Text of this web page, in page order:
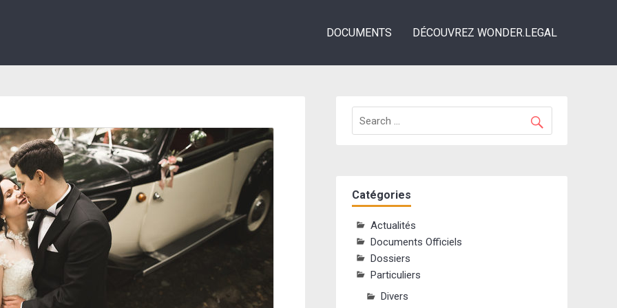
DOCUMENTS DÉCOUVREZ WONDER.LEGAL
Catégories
Actualités
Documents Officiels
Dossiers
Particuliers
Divers